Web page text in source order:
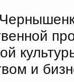
и